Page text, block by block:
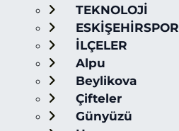
TEKNOLOJİ
ESKİŞEHİRSPOR
İLÇELER
Alpu
Beylikova
Çifteler
Günyüzü